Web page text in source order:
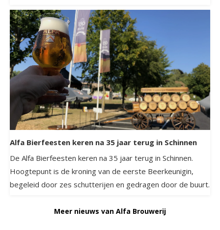
Alfa Bierfeesten keren na 35 jaar terug in Schinnen
De Alfa Bierfeesten keren na 35 jaar terug in Schinnen.
Hoogtepunt is de kroning van de eerste Beerkeunigin,
begeleid door zes schutterijen en gedragen door de buurt.
Meer nieuws van Alfa Brouwerij